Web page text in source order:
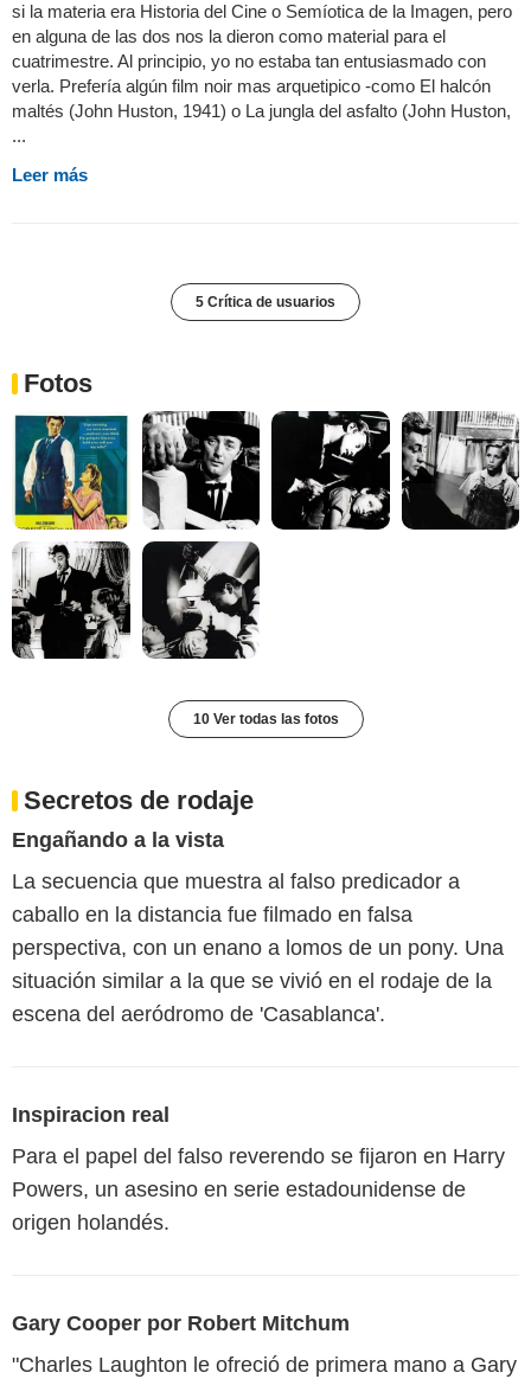
si la materia era Historia del Cine o Semíotica de la Imagen, pero
en alguna de las dos nos la dieron como material para el
cuatrimestre. Al principio, yo no estaba tan entusiasmado con
verla. Prefería algún film noir mas arquetipico -como El halcón
maltés (John Huston, 1941) o La jungla del asfalto (John Huston,
...
Leer más
5 Crítica de usuarios
Fotos
10 Ver todas las fotos
Secretos de rodaje
Engañando a la vista
La secuencia que muestra al falso predicador a
caballo en la distancia fue filmado en falsa
perspectiva, con un enano a lomos de un pony. Una
situación similar a la que se vivió en el rodaje de la
escena del aeródromo de 'Casablanca'.
Inspiracion real
Para el papel del falso reverendo se fijaron en Harry
Powers, un asesino en serie estadounidense de
origen holandés.
Gary Cooper por Robert Mitchum
"Charles Laughton le ofreció de primera mano a Gary